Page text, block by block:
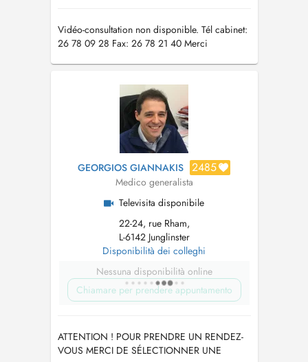
Vidéo-consultation non disponible. Tél cabinet:
26 78 09 28 Fax: 26 78 21 40 Merci
GEORGIOS GIANNAKIS 2485
Medico generalista
Televisita disponibile
22-24, rue Rham,
L-6142 Junglinster
Disponibilità dei colleghi
Nessuna disponibilità online
Chiamare per prendere appuntamento
ATTENTION ! POUR PRENDRE UN RENDEZ-
VOUS MERCI DE SÉLECTIONNER UNE